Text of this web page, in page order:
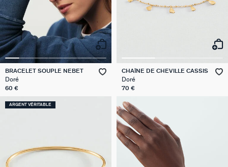
BRACELET SOUPLE NEBET
Doré
60 €
CHAÎNE DE CHEVILLE CASSIS
Doré
70 €
ARGENT VÉRITABLE